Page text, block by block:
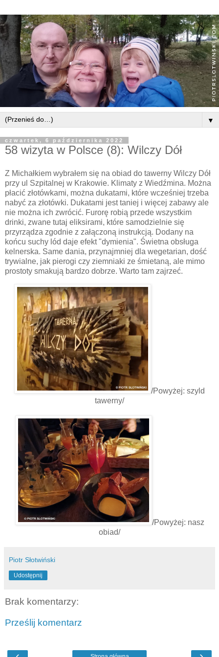
▼
czwartek, 6 października 2022
58 wizyta w Polsce (8): Wilczy Dół
Z Michałkiem wybrałem się na obiad do tawerny Wilczy Dół
przy ul Szpitalnej w Krakowie. Klimaty z Wiedźmina. Można
płacić złotówkami, można dukatami, które wcześniej trzeba
nabyć za złotówki. Dukatami jest taniej i więcej zabawy ale
nie można ich zwrócić. Furorę robią przede wszystkim
drinki, zwane tutaj eliksirami, które samodzielnie się
przyrządza zgodnie z załączoną instrukcją. Dodany na
końcu suchy lód daje efekt "dymienia". Świetna obsługa
kelnerska. Same dania, przynajmniej dla wegetarian, dość
trywialne, jak pierogi czy ziemniaki ze śmietaną, ale mimo
prostoty smakują bardzo dobrze. Warto tam zajrzeć.
/Powyżej: szyld
tawerny/
/Powyżej: nasz
obiad/
Piotr Słotwiński
Udostępnij
Brak komentarzy:
Prześlij komentarz